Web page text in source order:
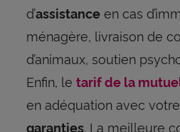
d’assistanceen cas
ménagère, livraison de
d’animaux, soutien
Enfin, le tarif de la
en adéquation avec
garanties. La meilleure